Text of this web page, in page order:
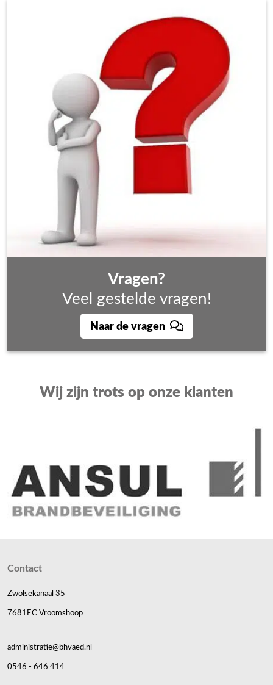
Vragen?
Veel gestelde vragen!
Naar de vragen
Wij zijn trots op onze klanten
Contact
Zwolsekanaal 35
7681EC Vroomshoop
administratie@bhvaed.nl
0546 - 646 414